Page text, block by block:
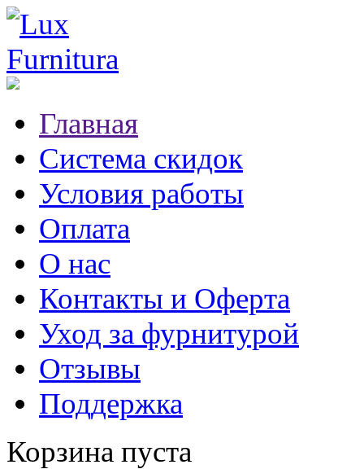
Главная
Система скидок
Условия работы
Оплата
О нас
Контакты и Оферта
Уход за фурнитурой
Отзывы
Поддержка
Корзина пуста